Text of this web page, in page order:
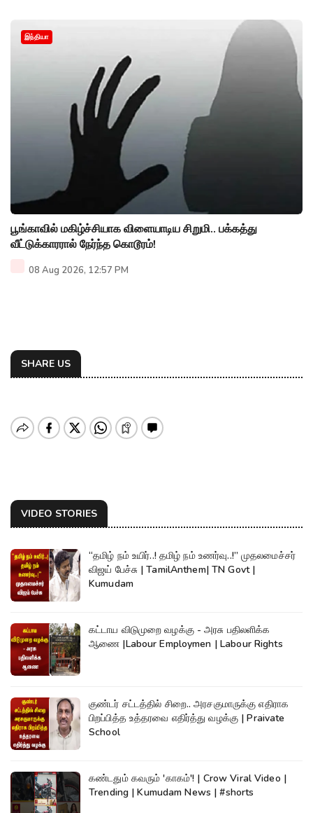
இந்தியா
பூங்காவில் மகிழ்ச்சியாக விளையாடிய சிறுமி.. பக்கத்து
வீட்டுக்காரரால் நேர்ந்த கொடூரம்!
08 Aug 2026, 12:57 PM
SHARE US
VIDEO STORIES
“தமிழ் நம் உயிர்..! தமிழ் நம் உணர்வு..!” முதலமைச்சர்
விஜய் பேச்சு | TamilAnthem| TN Govt |
Kumudam
கட்டாய விடுமுறை வழக்கு - அரசு பதிலளிக்க
ஆணை |Labour Employmen | Labour Rights
குண்டர் சட்டத்தில் சிறை.. அரசகுமாருக்கு எதிராக
பிறப்பித்த உத்தரவை எதிர்த்து வழக்கு | Praivate
School
கண்டதும் கவரும் 'காகம்'! | Crow Viral Video |
Trending | Kumudam News | #shorts